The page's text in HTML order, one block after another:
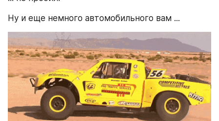
Ну и еще немного автомобильного вам ...